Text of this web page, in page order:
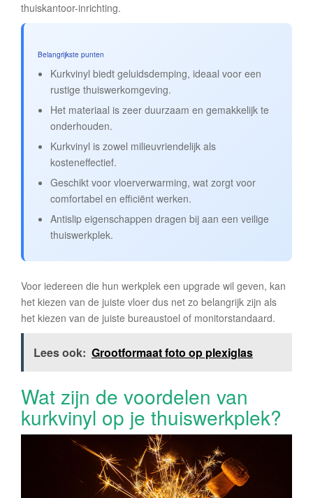
thuiskantoor-inrichting.
Belangrijkste punten
Kurkvinyl biedt geluidsdemping, ideaal voor een
rustige thuiswerkomgeving.
Het materiaal is zeer duurzaam en gemakkelijk te
onderhouden.
Kurkvinyl is zowel milieuvriendelijk als
kosteneffectief.
Geschikt voor vloerverwarming, wat zorgt voor
comfortabel en efficiënt werken.
Antislip eigenschappen dragen bij aan een veilige
thuiswerkplek.
Voor iedereen die hun werkplek een upgrade wil geven, kan
het kiezen van de juiste vloer dus net zo belangrijk zijn als
het kiezen van de juiste bureaustoel of monitorstandaard.
Lees ook: Grootformaat foto op plexiglas
Wat zijn de voordelen van
kurkvinyl op je thuiswerkplek?